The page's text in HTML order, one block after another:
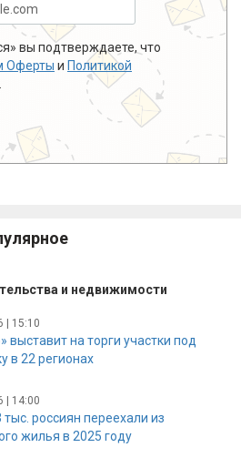
вы подтверждаете, что
Оферты и Политикой
и недвижимости
| 15:10
выставит на торги участки под
в 22 регионах
| 14:00
тыс. россиян переехали из
жилья в 2025 году